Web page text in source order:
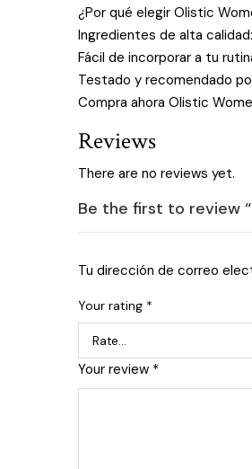
¿Por qué elegir Olistic
Ingredientes de alta
Fácil de incorporar a tu
Testado y recomendado
Compra ahora Olistic
Reviews
There are no reviews yet.
Be the first to review
Tu dirección de correo
Your rating *
Your review *